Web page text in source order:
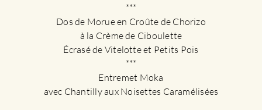
***
Dos de Morue en Croûte de Chorizo
à la Crème de Ciboulette
Écrasé de Vitelotte et Petits Pois
***
Entremet Moka
avec Chantilly aux Noisettes Caramélisées